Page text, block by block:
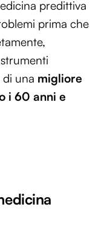
predittiva
prima che
di una migliore
i 60 anni e